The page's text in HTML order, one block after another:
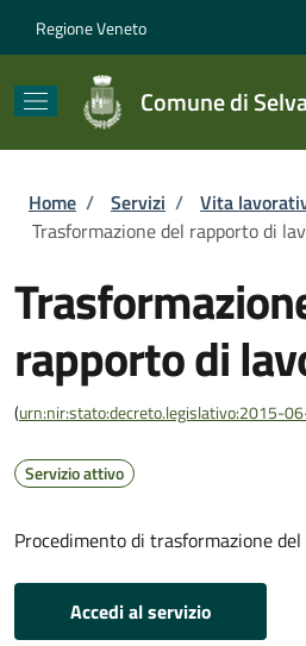
Regione Veneto
Comune di
Briciole di pane
Home / Servizi / Vita
Trasformazione del rapporto di
rapporto di
(urn:nir:stato:decreto.legislativo:2015-
Servizio attivo
Procedimento di trasformazione
Accedi al servizio